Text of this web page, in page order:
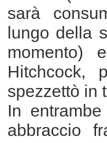
sarà
lungo della
momento)
Hitchcock,
spezzettò in
In
abbraccio